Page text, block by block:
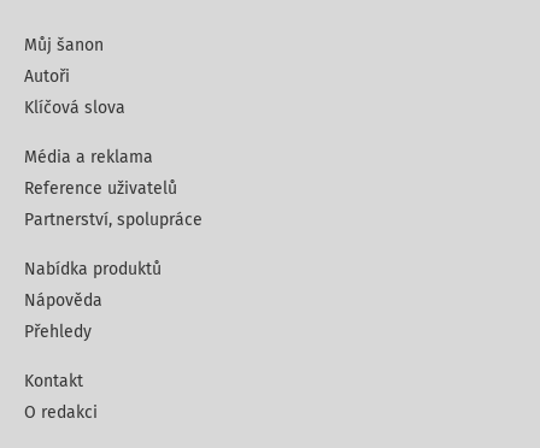
Můj šanon
Autoři
Klíčová slova
Média a reklama
Reference uživatelů
Partnerství, spolupráce
Nabídka produktů
Nápověda
Přehledy
Kontakt
O redakci